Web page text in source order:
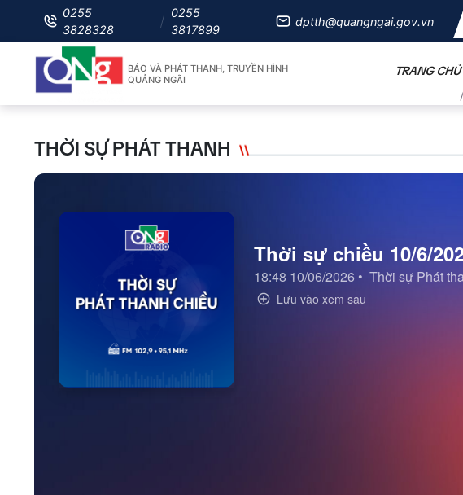
0255
3828328
0255
3817899
dptth@quangngai.gov.vn
BÁO VÀ PHÁT THANH, TRUYỀN HÌNH
QUẢNG NGÃI
TRANG CHỦ
THỜI SỰ PHÁT THANH